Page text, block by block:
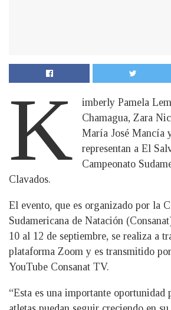
K
imberly Pamela
Chamagua, Zara
María José Mancía
representan a El
Campeonato
Clavados.
El evento, que es organizado por la
Sudamericana de Natación
10 al 12 de septiembre, se realiza a
plataforma Zoom y es transmitido
YouTube Consanat TV.
“Esta es una importante oportunidad